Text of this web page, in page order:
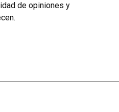
de opiniones y